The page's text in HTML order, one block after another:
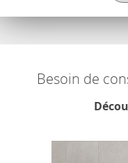
Besoin de